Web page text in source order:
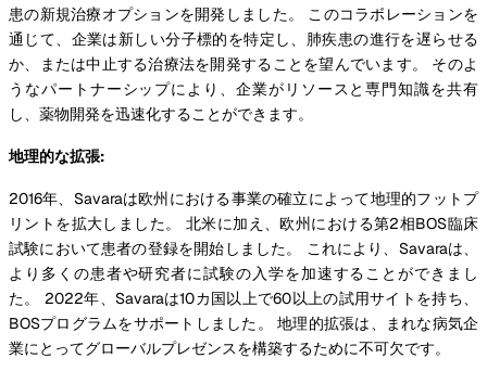
患の新規治療オプションを開発しました。 このコラボレーションを
通じて、企業は新しい分子標的を特定し、肺疾患の進行を遅らせる
か、または中止する治療法を開発することを望んでいます。 そのよ
うなパートナーシップにより、企業がリソースと専門知識を共有
し、薬物開発を迅速化することができます。
地理的な拡張:
2016年、Savaraは欧州における事業の確立によって地理的フットプ
リントを拡大しました。 北米に加え、欧州における第2相BOS臨床
試験において患者の登録を開始しました。 これにより、Savaraは、
より多くの患者や研究者に試験の入学を加速することができまし
た。 2022年、Savaraは10カ国以上で60以上の試用サイトを持ち、
BOSプログラムをサポートしました。 地理的拡張は、まれな病気企
業にとってグローバルプレゼンスを構築するために不可欠です。